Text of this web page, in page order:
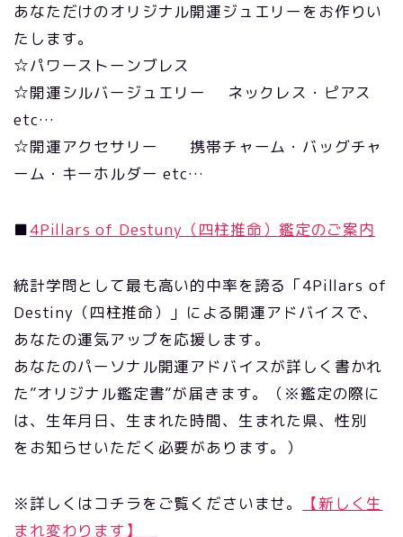
あなただけのオリジナル開運ジュエリーをお作りい
たします。
☆パワーストーンブレス
☆開運シルバージュエリー ネックレス・ピアス
etc…
☆開運アクセサリー 携帯チャーム・バッグチャ
ーム・キーホルダー etc…
■4Pillars of Destuny（四柱推命）鑑定のご案内
統計学問として最も高い的中率を誇る「4Pillars of
Destiny（四柱推命）」による開運アドバイスで、
あなたの運気アップを応援します。
あなたのパーソナル開運アドバイスが詳しく書かれ
た”オリジナル鑑定書”が届きます。（※鑑定の際に
は、生年月日、生まれた時間、生まれた県、性別
をお知らせいただく必要があります。）
※詳しくはコチラをご覧くださいませ。
【新しく生
まれ変わります】